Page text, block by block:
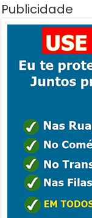
Publicidade